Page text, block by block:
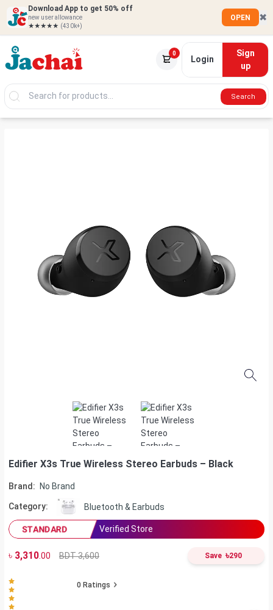
Download App to get 50% off
new user allowance
★★★★★ (430k+)
OPEN ✖
0
Login
Sign
up
Search
Edifier X3s True Wireless Stereo Earbuds – Black
Brand: No Brand
Category: Bluetooth & Earbuds
STANDARD Verified Store
৳ 3,310.00 BDT 3,600 Save ৳290
0 Ratings